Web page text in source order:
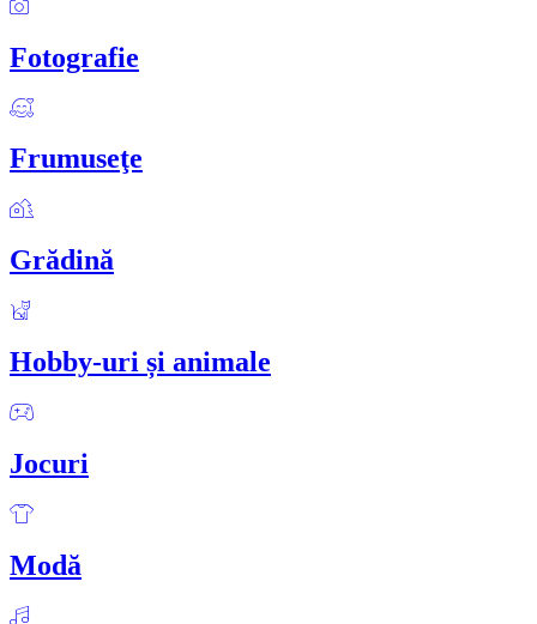
Fotografie
Frumuseţe
Grădină
Hobby-uri și animale
Jocuri
Modă